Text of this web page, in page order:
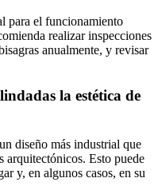
para el funcionamiento
realizar inspecciones
anualmente, y revisar
la estética de
diseño más industrial que
arquitectónicos. Esto puede
y, en algunos casos, en su